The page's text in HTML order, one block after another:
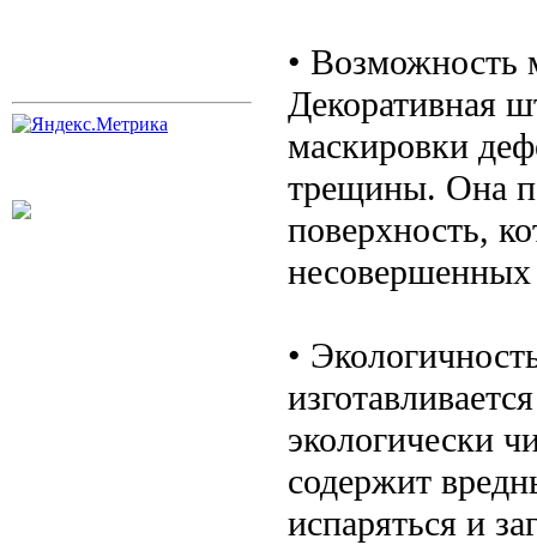
• Возможность
Декоративная
маскировки
трещины. Она
поверхность,
несовершенных
•
экологически
содержит
испаряться и